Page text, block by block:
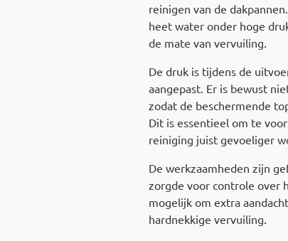
reinigen van de
heet water onder hoge
de mate van vervuiling.
De druk is tijdens de
aangepast. Er is bewust
zodat de beschermende
Dit is essentieel om te
reiniging juist gevoeliger
De werkzaamheden zijn
zorgde voor controle over
mogelijk om extra
hardnekkige vervuiling.